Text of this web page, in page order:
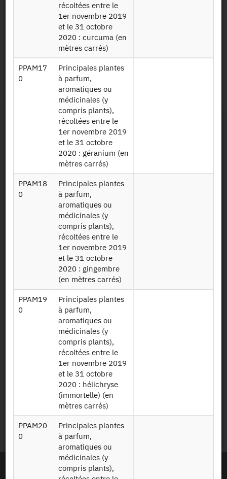
Données sur les
productions
animales 2020
récoltées entre le
1er novembre 2019
et le 31 octobre
2020 : curcuma (en
mètres carrés)
PPAM17
0
Principales plantes
à parfum,
aromatiques ou
médicinales (y
compris plants),
récoltées entre le
1er novembre 2019
et le 31 octobre
2020 : géranium (en
mètres carrés)
PPAM18
0
Principales plantes
à parfum,
aromatiques ou
médicinales (y
compris plants),
récoltées entre le
1er novembre 2019
et le 31 octobre
2020 : gingembre
(en mètres carrés)
PPAM19
0
Principales plantes
à parfum,
aromatiques ou
médicinales (y
compris plants),
récoltées entre le
1er novembre 2019
et le 31 octobre
2020 : hélichryse
(immortelle) (en
mètres carrés)
PPAM20
0
Principales plantes
à parfum,
aromatiques ou
médicinales (y
compris plants),
Identifiant persistant
https://doi.org/10.34724/CASD.39.4411.V1
Contact
Documents utiles
Recrutement
Plan d’accès
Newsletter
Presse et rapports
Marchés publics
Mentions légales
Protection des données
personnelles
Plan du site